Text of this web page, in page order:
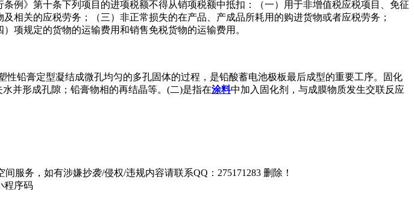
例》第十条下列项目的进项税额不得从销项税额中抵扣：（一）用于非增值税应税项目、免征
相关的应税劳务；（三）非正常损失的在产品、产成品所耗用的购进货物或者应税劳务；
项规定的货物的运输费用和销售免税货物的运输费用。
性铅膏定型凝结成微孔均匀的多孔固体的过程，是铅酸蓄电池极板最后成型的重要工序。固化
并形成孔隙；铅膏物相的再结晶等。(二)是指在涂料中加入固化剂，与成膜物质发生交联反应
服务，如有涉嫌抄袭/侵权/违规内容请联系QQ：275171283 删除！